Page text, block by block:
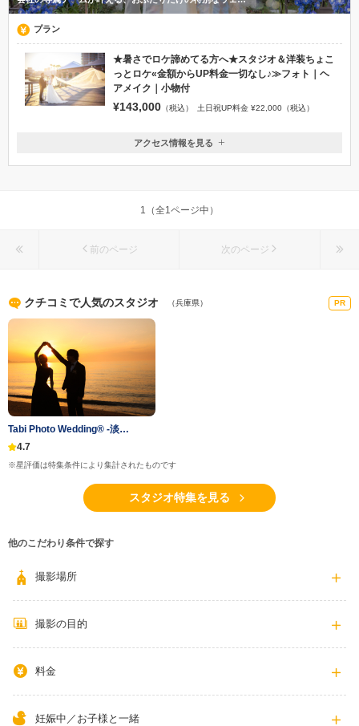
プラン
★暑さでロケ諦めてる方へ★スタジオ＆洋装ちょこ
っとロケ«金額からUP料金一切なし♪≫フォト｜ヘ
アメイク｜小物付
¥143,000 （税込） 土日祝UP料金 ¥22,000（税込）
兵庫県神戸市中央区栄町通3-4-10-501
アクセス情報を見る
1（全1ページ中）
前のページ 次のページ
クチコミで人気のスタジオ （兵庫県） PR
Tabi Photo Wedding®︎ -淡…
4.7
※星評価は特集条件により集計されたものです
スタジオ特集を見る
他のこだわり条件で探す
撮影場所
撮影の目的
料金
妊娠中／お子様と一緒